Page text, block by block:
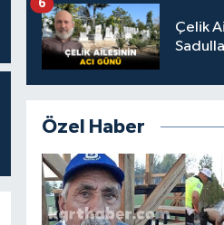
Çelik
6
Özel Haber